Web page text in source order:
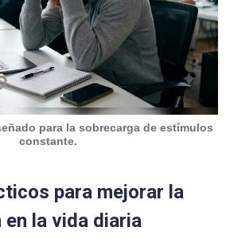
para la sobrecarga de estímulos
constante.
para mejorar la
la vida diaria